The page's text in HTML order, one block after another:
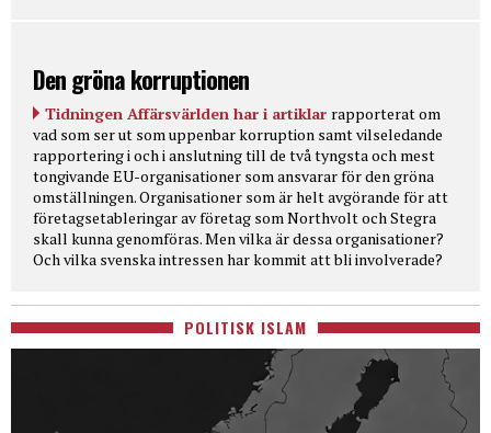
Den gröna korruptionen
Tidningen Affärsvärlden har i artiklar rapporterat om
vad som ser ut som uppenbar korruption samt vilseledande
rapportering i och i anslutning till de två tyngsta och mest
tongivande EU-organisationer som ansvarar för den gröna
omställningen. Organisationer som är helt avgörande för att
företagsetableringar av företag som Northvolt och Stegra
skall kunna genomföras. Men vilka är dessa organisationer?
Och vilka svenska intressen har kommit att bli involverade?
POLITISK ISLAM